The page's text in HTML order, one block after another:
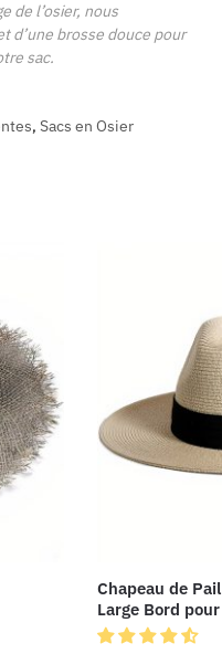
de l’osier, nous
d’une brosse douce pour
sac.
, Sacs en Osier
Chapeau de
Large Bord